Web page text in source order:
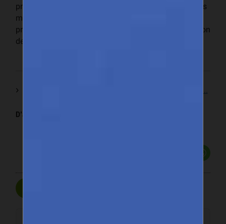
promotion les produits « fabriqués au Sénégal » sur les
marchés internationaux, et de créer un environnement
propice au développement durable et à la diversification
des exportations en provenance du Sénégal.
http://www.senegalexport.com/fr/tfo...
D’après